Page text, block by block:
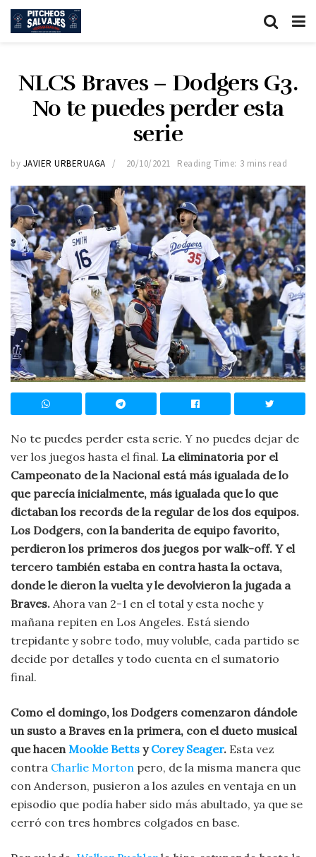
NLCS Braves – Dodgers G3.
No te puedes perder esta
serie
by JAVIER URBERUAGA 20/10/2021 Reading Time: 3 mins read
No te puedes perder esta serie. Y no puedes dejar de
ver los juegos hasta el final. La eliminatoria por el
Campeonato de la Nacional está más igualada de lo
que parecía inicialmente, más igualada que lo que
dictaban los records de la regular de los dos equipos.
Los Dodgers, con la banderita de equipo favorito,
perdieron los primeros dos juegos por walk-off. Y el
tercero también estaba en contra hasta la octava,
donde le dieron la vuelta y le devolvieron la jugada a
Braves. Ahora van 2-1 en el total y esta noche y
mañana repiten en Los Angeles. Está siendo
trepidante y sobre todo, muy voluble, cada partido se
decide por detalles y todo cuenta en el sumatorio
final.
Como el domingo, los Dodgers comenzaron dándole
un susto a Braves en la primera, con el dueto musical
que hacenMookie Betts yCorey Seager. Esta vez
contra Charlie Morton pero, de la misma manera que
con Anderson, pusieron a los azules en ventaja en un
episodio que podía haber sido más abultado, ya que se
cerró con tres hombres colgados en base.